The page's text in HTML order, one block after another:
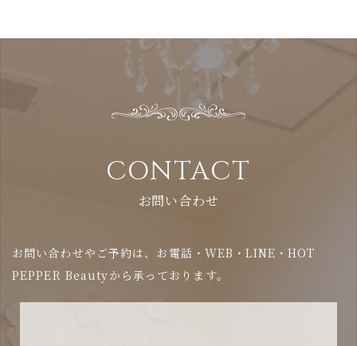
CONTACT
お問い合わせ
お問い合わせやご予約は、お電話・WEB・LINE・HOT
PEPPER Beautyから承っております。